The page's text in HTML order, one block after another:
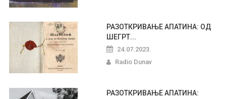
РАЗОТКРИВАЊЕ АПАТИНА: ОД
ШЕГРТ...
24.07.2023.
Radio Dunav
РАЗОТКРИВАЊЕ АПАТИНА: